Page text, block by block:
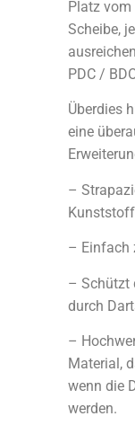
Platz
Scheibe,
PDC /
Überdies
eine
–
– Einfach
– Schützt
durch
–
Material,
wenn die
werden.